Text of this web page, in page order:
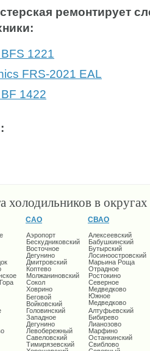
ремонтирует
1221
FRS-2021 EAL
1422
холодильников в
САО
Аэропорт
Бескудниковский
Восточное
Дегунино
Дмитровский
Коптево
Молжаниновский
Сокол
Ховрино
Беговой
Войковский
Головинский
Западное
Дегунино
Левобережный
Савеловский
Тимирязевский
СВАО
Алексеевский
Бабушкинский
Бутырский
Лосиноостровский
Марьина Роща
Отрадное
Ростокино
Северное
Медведково
Южное
Медведково
Алтуфьевский
Бибирево
Лианозово
Марфино
Останкинский
Свиблово